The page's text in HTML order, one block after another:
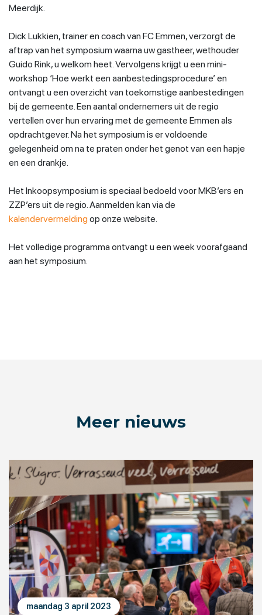
Meerdijk.
Dick Lukkien, trainer en coach van FC Emmen, verzorgt de
aftrap van het symposium waarna uw gastheer, wethouder
Guido Rink, u welkom heet. Vervolgens krijgt u een mini-
workshop ‘Hoe werkt een aanbestedingsprocedure’ en
ontvangt u een overzicht van toekomstige aanbestedingen
bij de gemeente. Een aantal ondernemers uit de regio
vertellen over hun ervaring met de gemeente Emmen als
opdrachtgever. Na het symposium is er voldoende
gelegenheid om na te praten onder het genot van een hapje
en een drankje.
Het Inkoopsymposium is speciaal bedoeld voor MKB’ers en
ZZP’ers uit de regio. Aanmelden kan via de
kalendervermelding op onze website.
Het volledige programma ontvangt u een week voorafgaand
aan het symposium.
Meer nieuws
maandag 3 april 2023